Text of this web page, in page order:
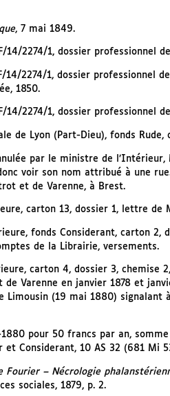
, 7 mai 1849.
14/2274/1, dossier professionnel
14/2274/1, dossier professionnel
1850.
14/2274/1, dossier professionnel
de Lyon (Part-Dieu), fonds
par le ministre de
voir son nom attribué à une
et de Varenne, à Brest.
carton 13, dossier 1, lettre de
fonds Considerant, carton 2,
de la Librairie, versements.
carton 4, dossier 3,
Varenne en janvier 1878 et
(19 mai 1880) signalant
1880 pour 50 francs par an,
et Considerant, 10 AS 32 (681 Mi
Fourier – Nécrologie
sociales, 1879, p. 2.